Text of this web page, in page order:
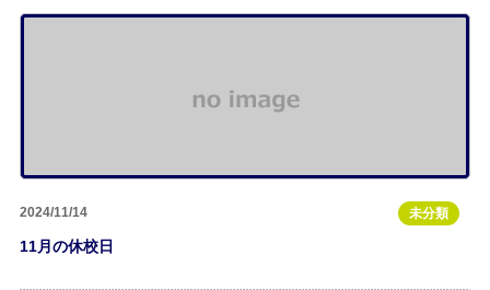
2024/11/14 未分類
11月の休校日